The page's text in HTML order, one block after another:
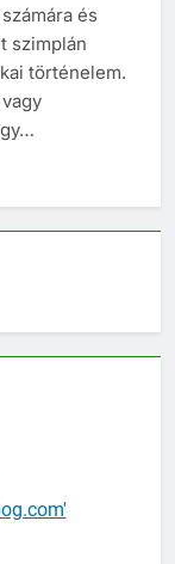
és
szimplán
történelem.